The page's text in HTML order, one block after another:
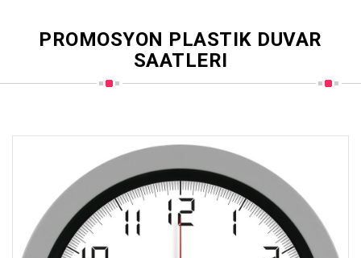
PROMOSYON PLASTIK DUVAR
SAATLERI